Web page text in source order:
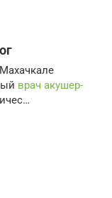
врач акушер-